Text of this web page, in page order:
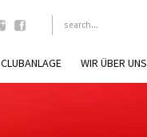
CLUBANLAGE WIR ÜBER UNS